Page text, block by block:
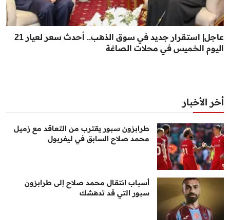
عاجل| استقرار جديد في سوق الذهب.. أحدث سعر لعيار 21
اليوم الخميس في محلات الصاغة
أخر الأخبار
طرابزون سبور يقترب من التعاقد مع زميل
محمد صلاح السابق في ليفربول
أسباب انتقال محمد صلاح إلى طرابزون
سبور التي قد تدهشك